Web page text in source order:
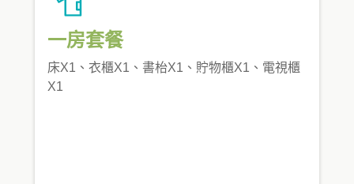
一房套餐
床X1、衣櫃X1、書枱X1、貯物櫃X1、電視櫃
X1